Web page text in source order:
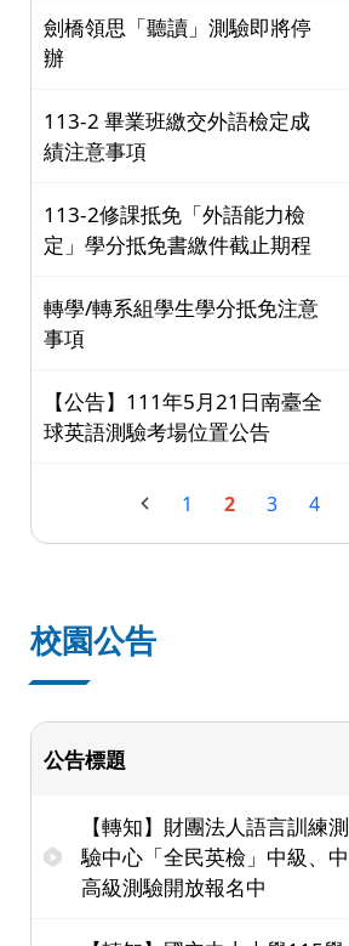
劍橋領思「聽讀」測驗即將停
辦
113-2 畢業班繳交外語檢定成
績注意事項
113-2修課抵免「外語能力檢
定」學分抵免書繳件截止期程
轉學/轉系組學生學分抵免注意
事項
【公告】111年5月21日南臺全
球英語測驗考場位置公告
1 2 3 4
校園公告
公告標題
【轉知】財團法人語言訓練測
驗中心「全民英檢」中級、中
高級測驗開放報名中